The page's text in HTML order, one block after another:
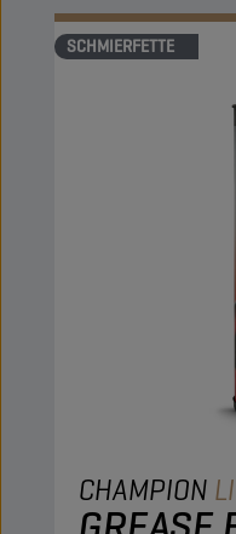
SCHMIERFETTE
CHAMPION